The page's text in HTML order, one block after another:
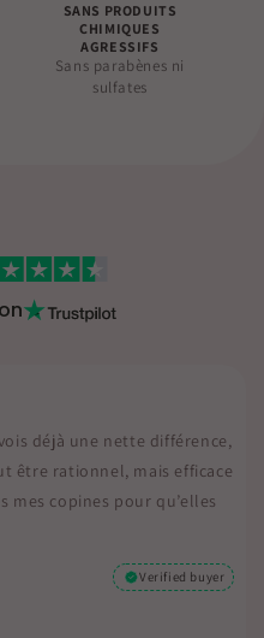
SANS PRODUITS
CHIMIQUES
AGRESSIFS
Sans parabènes ni
sulfates
mais je vois déjà une nette
on veut être rationnel, mais
à toutes mes copines pour
Verified